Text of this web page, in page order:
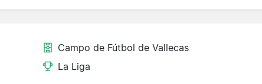
Campo de Fútbol de Vallecas
La Liga